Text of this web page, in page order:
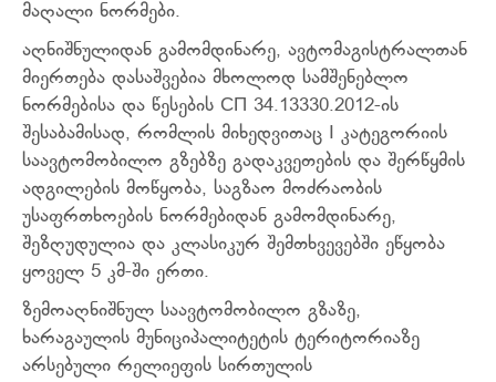
მაღალი ნორმები.
აღნიშნულიდან გამომდინარე, ავტომაგისტრალთან
მიერთება დასაშვებია მხოლოდ სამშენებლო
ნორმებისა და წესების СП 34.13330.2012-ის
შესაბამისად, რომლის მიხედვითაც I კატეგორიის
საავტომობილო გზებზე გადაკვეთების და შერწყმის
ადგილების მოწყობა, საგზაო მოძრაობის
უსაფრთხოების ნორმებიდან გამომდინარე,
შეზღუდულია და კლასიკურ შემთხვევებში ეწყობა
ყოველ 5 კმ-ში ერთი.
ზემოაღნიშნულ საავტომობილო გზაზე,
ხარაგაულის მუნიციპალიტეტის ტერიტორიაზე
არსებული რელიეფის სირთულის